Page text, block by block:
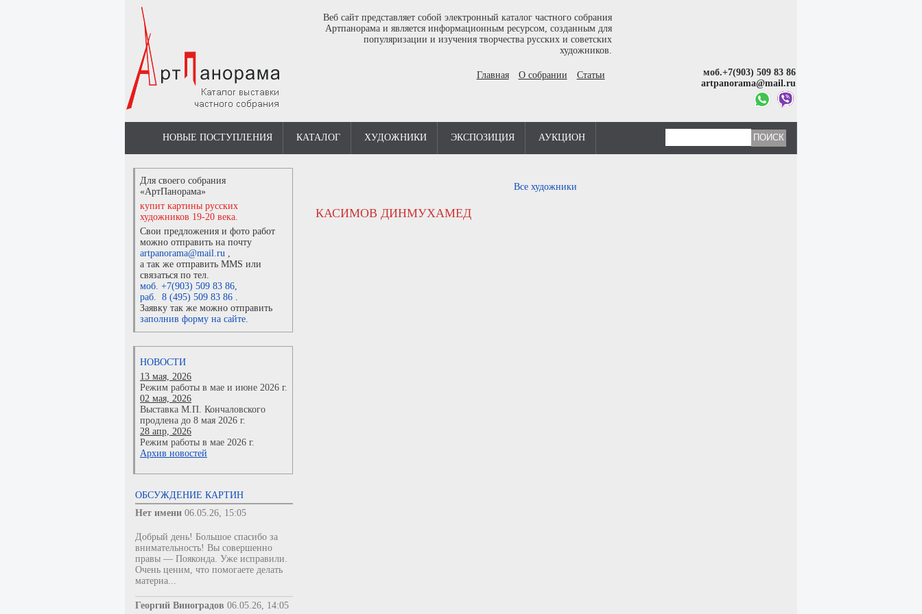
Веб сайт представляет собой электронный каталог частного собрания
Артпанорама и является информационным ресурсом, созданным для
популяризации и изучения творчества русских и советских
художников.
Главная О собрании Статьи
моб.+7(903) 509 83 86
artpanorama@mail.ru
НОВЫЕ ПОСТУПЛЕНИЯ КАТАЛОГ ХУДОЖНИКИ ЭКСПОЗИЦИЯ АУКЦИОН
Для своего собрания
«АртПанорама»
купит картины русских
художников 19-20 века.
Свои предложения и фото работ
можно отправить на почту
artpanorama@mail.ru ,
а так же отправить MMS или
связаться по тел.
моб. +7(903) 509 83 86,
раб. 8 (495) 509 83 86 .
Заявку так же можно отправить
заполнив форму на сайте.
НОВОСТИ
13 мая, 2026
Режим работы в мае и июне 2026 г.
02 мая, 2026
Выставка М.П. Кончаловского
продлена до 8 мая 2026 г.
28 апр, 2026
Режим работы в мае 2026 г.
Архив новостей
ОБСУЖДЕНИЕ КАРТИН
Нет имени 06.05.26, 15:05
Добрый день! Большое спасибо за
внимательность! Вы совершенно
правы — Пояконда. Уже исправили.
Очень ценим, что помогаете делать
материа...
Георгий Виноградов 06.05.26, 14:05
Все художники
КАСИМОВ ДИНМУХАМЕД